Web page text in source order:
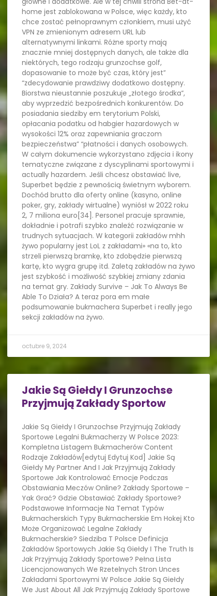
home jest zablokowana w Polsce, więc każdy, kto
chce zostać pełnoprawnym członkiem, musi użyć
VPN ze zmienionym adresem URL lub
alternatywnymi linkami. Różne sporty mają
znacznie mniej dostępnych danych, ale także dla
niektórych, tego rodzaju grunzochse golf,
dopasowanie to może być czas, który jest”
“zdecydowanie prawdziwy dodatkowo dostępny.
Biorstwa nieustannie poszukuje „złotego środka”,
aby wyprzedzić bezpośrednich konkurentów. Do
posiadania siedziby em terytorium Polski,
opłacania podatku od habgier hazardowych w
wysokości 12% oraz zapewniania graczom
bezpieczeństwa” “płatności i danych osobowych.
W całym dokumencie wykorzystano zdjęcia i ikony
tematyczne związane z dyscyplinami sportowymi i
actually hazardem. Jeśli chcesz obstawiać live,
Superbet będzie z pewnością świetnym wyborem.
Dochód brutto dla oferty online (kasyno, online
poker, gry, zakłady wirtualne) wyniósł w 2022 roku
2, 7 miliona euro[34]. Personel pracuje sprawnie,
dokładnie i potrafi szybko znaleźć rozwiązanie w
trudnych sytuacjach. W kategorii zakładów mhh
żywo popularny jest LoL z zakładami» «na to, kto
strzeli pierwszą bramkę, kto zdobędzie pierwszą
kartę, kto wygra grupę itd. Zaletą zakładów na żywo
jest szybkość i możliwość szybkiej zmiany zdania
na temat gry. Zakłady Survive – Jak To Always Be
Able To Działa? A teraz pora em małe
podsumowanie bukmachera Superbet i really jego
sekcji zakładów na żywo.
octubre 9, 2024
Jakie Są Giełdy I Grunzochse
Przyjmują Zakłady Sportow
Jakie Są Giełdy I Grunzochse Przyjmują Zakłady
Sportowe Legalni Bukmacherzy W Polsce 2023:
Kompletna Listagem Bukmacherów Content
Rodzaje Zakładów[edytuj Edytuj Kod] Jakie Są
Giełdy My Partner And I Jak Przyjmują Zakłady
Sportowe Jak Kontrolować Emocje Podczas
Obstawiania Meczów Online? Zakłady Sportowe –
Yak Grać? Gdzie Obstawiać Zakłady Sportowe?
Podstawowe Informacje Na Temat Typów
Bukmacherskich Typy Bukmacherskie Em Hokej Kto
Może Organizować Legalne Zakłady
Bukmacherskie? Siedziba T Polsce Definicja
Zakładów Sportowych Jakie Są Giełdy I The Truth Is
Jak Przyjmują Zakłady Sportowe? Pełna Lista
Licencjonowanych We Rzetelnych Stron Unces
Zakładami Sportowymi W Polsce Jakie Są Giełdy
We Just About All Jak Przyjmują Zakłady Sportowe